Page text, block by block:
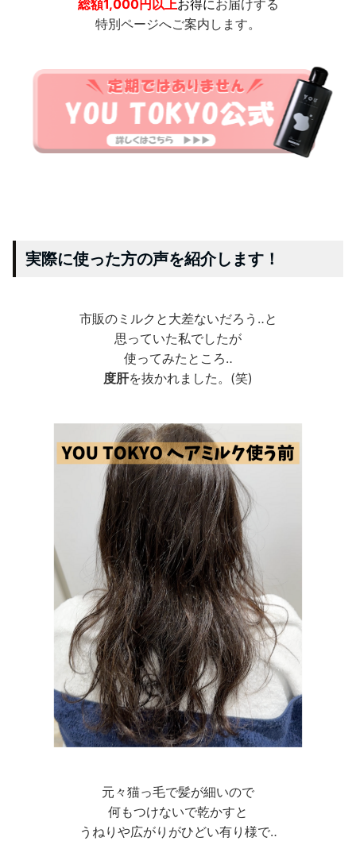
総額1,000円以上お得にお届けする
特別ページへご案内します。
実際に使った方の声を紹介します！
市販のミルクと大差ないだろう‥と
思っていた私でしたが
使ってみたところ‥
度肝を抜かれました。(笑)
元々猫っ毛で髪が細いので
何もつけないで乾かすと
うねりや広がりがひどい有り様で‥